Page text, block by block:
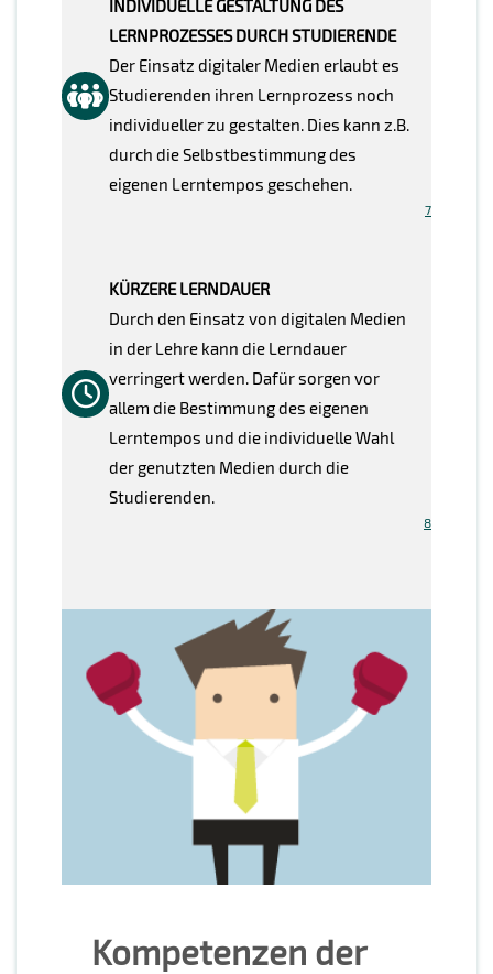
INDIVIDUELLE GESTALTUNG DES
LERNPROZESSES DURCH STUDIERENDE
Der Einsatz digitaler Medien erlaubt es
Studierenden ihren Lernprozess noch
individueller zu gestalten. Dies kann z.B.
durch die Selbstbestimmung des
eigenen Lerntempos geschehen.
7
KÜRZERE LERNDAUER
Durch den Einsatz von digitalen Medien
in der Lehre kann die Lerndauer
verringert werden. Dafür sorgen vor
allem die Bestimmung des eigenen
Lerntempos und die individuelle Wahl
der genutzten Medien durch die
Studierenden.
8
Kompetenzen der